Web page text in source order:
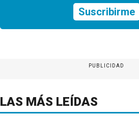
Suscribirme
PUBLICIDAD
LAS MÁS LEÍDAS